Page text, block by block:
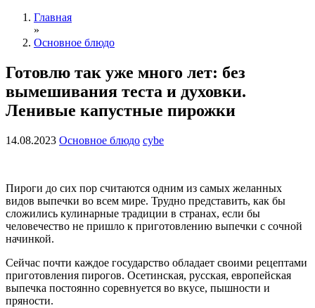
Главная
»
Основное блюдо
Готовлю так уже много лет: без
вымешивания теста и духовки.
Ленивые капустные пирожки
14.08.2023 Основное блюдо cybe
Пироги до сих пор считаются одним из самых желанных
видов выпечки во всем мире. Трудно представить, как бы
сложились кулинарные традиции в странах, если бы
человечество не пришло к приготовлению выпечки с сочной
начинкой.
Сейчас почти каждое государство обладает своими рецептами
приготовления пирогов. Осетинская, русская, европейская
выпечка постоянно соревнуется во вкусе, пышности и
пряности.